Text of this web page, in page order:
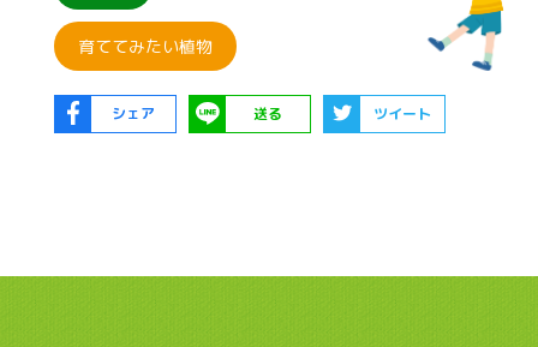
育ててみたい植物
シェア 送る ツイート